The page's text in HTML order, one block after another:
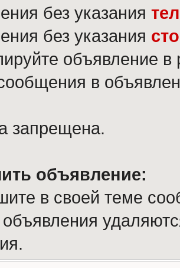
без указания
без указания
объявление
в
запрещена.
объявление:
в своей теме